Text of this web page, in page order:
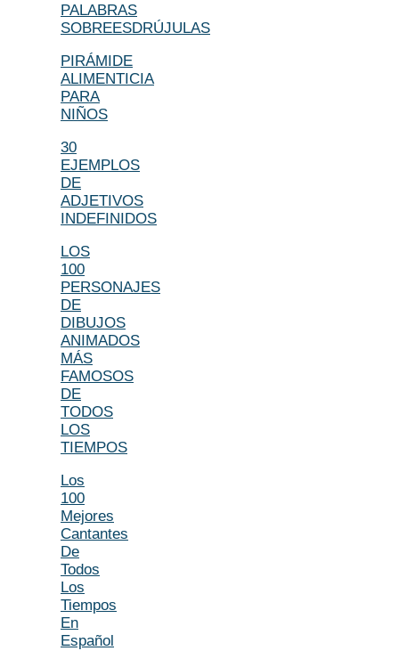
PALABRAS
SOBREESDRÚJULAS
PIRÁMIDE
ALIMENTICIA
PARA
NIÑOS
30
EJEMPLOS
DE
ADJETIVOS
INDEFINIDOS
LOS
100
PERSONAJES
DE
DIBUJOS
ANIMADOS
MÁS
FAMOSOS
DE
TODOS
LOS
TIEMPOS
Los
100
Mejores
Cantantes
De
Todos
Los
Tiempos
En
Español